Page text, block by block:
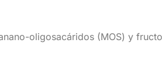
oligosacáridos (MOS) y